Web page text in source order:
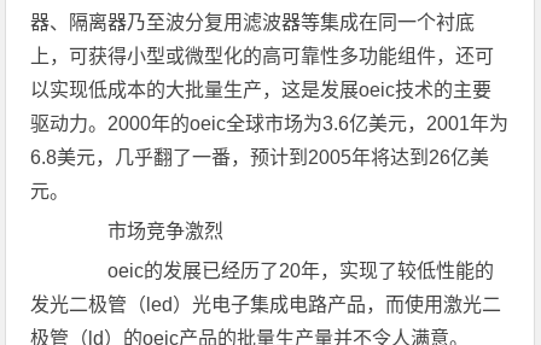
器、隔离器乃至波分复用滤波器等集成在同一个衬底
上，可获得小型或微型化的高可靠性多功能组件，还可
以实现低成本的大批量生产，这是发展oeic技术的主要
驱动力。2000年的oeic全球市场为3.6亿美元，2001年为
6.8美元，几乎翻了一番，预计到2005年将达到26亿美
元。
市场竞争激烈
oeic的发展已经历了20年，实现了较低性能的
发光二极管（led）光电子集成电路产品，而使用激光二
极管（ld）的oeic产品的批量生产量并不令人满意。